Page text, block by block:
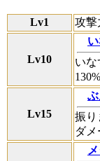
Lv1 攻撃
Lv10
いな
Lv15
振り
ダ